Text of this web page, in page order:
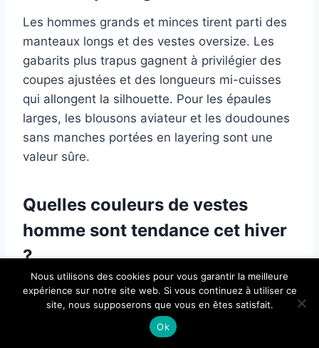
Les hommes grands et minces tirent parti des
manteaux longs et des vestes oversize. Les
gabarits plus trapus gagnent à privilégier des
coupes ajustées et des longueurs mi-cuisses
qui allongent la silhouette. Pour les épaules
larges, les blousons aviateur et les doudounes
sans manches portées en layering sont une
valeur sûre.
Quelles couleurs de vestes
homme sont tendance cet hiver
?
Les tons terreux dominent la saison : chocolat,
camel, terre cuite et cognac ont remplacé le
noir comme premier choix. Le vert kaki et le
🔥 TOP VENTE
heekpek Veste Homme à Capuche
Manteau Homme Hiver Blouson Ch…
Voir l'offre
Nous utilisons des cookies pour vous garantir la meilleure
expérience sur notre site web. Si vous continuez à utiliser ce
site, nous supposerons que vous en êtes satisfait.
Ok